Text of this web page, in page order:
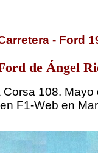
- Ford
de Ángel
Corsa 108. Mayo
F1-Web en